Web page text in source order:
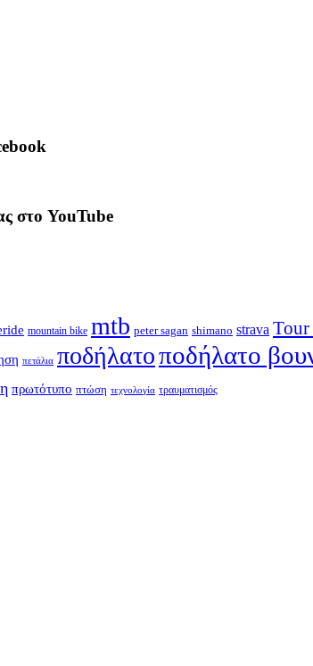
στο YouTube
mountain bike mtb peter sagan shimano strava Tour
πετάλια ποδήλατοποδήλατο
πρωτότυπο πτώση τεχνολογία τραυματισμός